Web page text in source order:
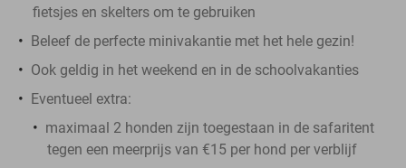
fietsjes en skelters om te gebruiken
Beleef de perfecte minivakantie met het hele gezin!
Ook geldig in het weekend en in de schoolvakanties
Eventueel extra:
maximaal 2 honden zijn toegestaan in de safaritent
tegen een meerprijs van €15 per hond per verblijf